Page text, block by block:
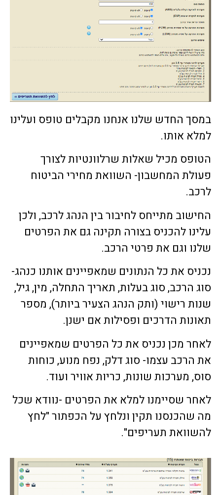
במסך החדש שלנו אנחנו מקבלים טופס ועלינו
למלא אותו.
הטופס מכיל שאלות שרלוונטיות לצורך
פעולת המחשבון- השוואת מחירי הביטוח
לרכב.
החישוב מתייחס לחיבור בין הנהג לרכב, ולכן
עלינו להכניס בצורה תקינה גם את הפרטים
שלנו וגם את פרטי הרכב.
נכניס את כל הנתונים שמאפיינים אותנו כנהג-
סוג הרכב, סוג בעלות, תאריך התחלה, מין, גיל,
שנות רישוי (ותק הנהג הצעיר ביותר), מספר
תאונות הדרכים ופסילות אם ישנן.
לאחר מכן נכניס את כל הפרטים שמאפיינים
את הרכב עצמו- סוג דלק, נפח מנוע, כוחות
סוס, מערכות שונות, כריות אוויר ועוד.
לאחר שסיימנו למלא את הפרטים -נוודא שכל
מה שהכנסנו תקין ונלחץ על הכפתור "לחץ
להשוואת תעריפים".